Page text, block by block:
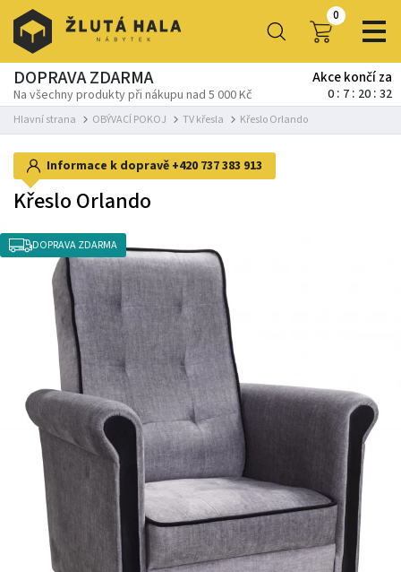
0
DOPRAVA ZDARMA
Na všechny produkty při nákupu nad 5 000 Kč
Akce končí za
0 7 20 32
Hlavní strana OBÝVACÍ POKOJ TV křesla Křeslo Orlando
Informace k dopravě +420 737 383 913
Křeslo Orlando
DOPRAVA ZDARMA